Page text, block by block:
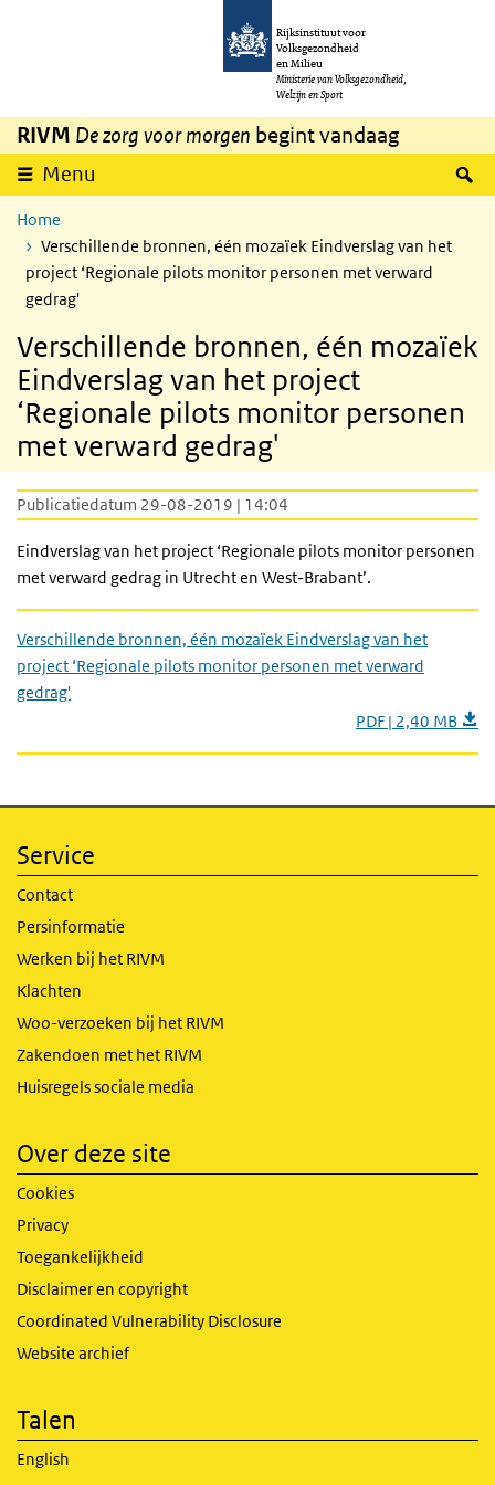
Overslaan en naar de inhoud gaan
Rijksinstituut voor
Volksgezondheid
en Milieu
Ministerie van Volksgezondheid,
Welzijn en Sport
RIVM De zorg voor morgen begint vandaag
Menu
Home
Verschillende bronnen, één mozaïek Eindverslag van het
project ‘Regionale pilots monitor personen met verward
gedrag'
Verschillende bronnen, één mozaïek
Eindverslag van het project
‘Regionale pilots monitor personen
met verward gedrag'
Publicatiedatum 29-08-2019 | 14:04
Eindverslag van het project ‘Regionale pilots monitor personen
met verward gedrag in Utrecht en West-Brabant’.
Verschillende bronnen, één mozaïek Eindverslag van het
project ‘Regionale pilots monitor personen met verward
gedrag'
PDF | 2,40 MB
Service
Contact
Persinformatie
Werken bij het RIVM
Klachten
Woo-verzoeken bij het RIVM
Zakendoen met het RIVM
Huisregels sociale media
Over deze site
Cookies
Privacy
Toegankelijkheid
Disclaimer en copyright
Coordinated Vulnerability Disclosure
Website archief
Talen
English